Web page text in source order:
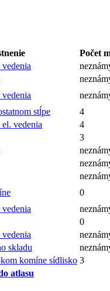
Počet
stĺpe
4
vedenia
4
3
0
0
skladu
komíne sídlisko 3
atlasu